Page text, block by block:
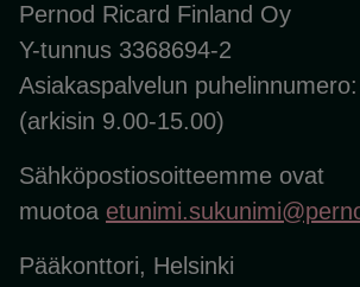
Pernod Ricard Finland Oy
Y-tunnus 3368694-2
Asiakaspalvelun
(arkisin 9.00-15.00)
Sähköpostiosoitteemme ovat
muotoa
Pääkonttori, Helsinki